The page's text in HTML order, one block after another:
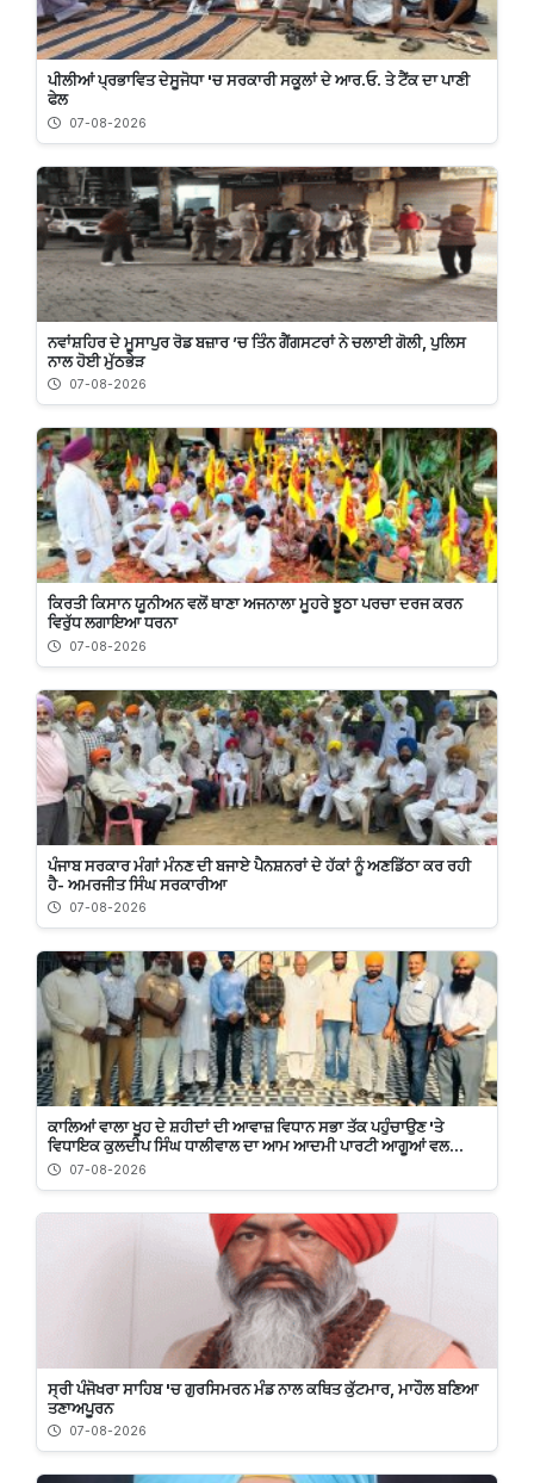
ਪੀਲੀਆਂ ਪ੍ਰਭਾਵਿਤ ਦੇਸੂਜੋਧਾ 'ਚ ਸਰਕਾਰੀ ਸਕੂਲਾਂ ਦੇ ਆਰ.ਓ. ਤੇ ਟੈਂਕ ਦਾ ਪਾਣੀ
ਫੇਲ
07-08-2026
ਨਵਾਂਸ਼ਹਿਰ ਦੇ ਮੂਸਾਪੁਰ ਰੋਡ ਬਜ਼ਾਰ ’ਚ ਤਿੰਨ ਗੈਂਗਸਟਰਾਂ ਨੇ ਚਲਾਈ ਗੋਲੀ, ਪੁਲਿਸ
ਨਾਲ ਹੋਈ ਮੁੱਠਭੇੜ
07-08-2026
ਕਿਰਤੀ ਕਿਸਾਨ ਯੂਨੀਅਨ ਵਲੋਂ ਥਾਣਾ ਅਜਨਾਲਾ ਮੂਹਰੇ ਝੂਠਾ ਪਰਚਾ ਦਰਜ ਕਰਨ
ਵਿਰੁੱਧ ਲਗਾਇਆ ਧਰਨਾ
07-08-2026
ਪੰਜਾਬ ਸਰਕਾਰ ਮੰਗਾਂ ਮੰਨਣ ਦੀ ਬਜਾਏ ਪੈਨਸ਼ਨਰਾਂ ਦੇ ਹੱਕਾਂ ਨੂੰ ਅਣਡਿੱਠਾ ਕਰ ਰਹੀ
ਹੈ- ਅਮਰਜੀਤ ਸਿੰਘ ਸਰਕਾਰੀਆ
07-08-2026
ਕਾਲਿਆਂ ਵਾਲਾ ਖੂਹ ਦੇ ਸ਼ਹੀਦਾਂ ਦੀ ਆਵਾਜ਼ ਵਿਧਾਨ ਸਭਾ ਤੱਕ ਪਹੁੰਚਾਉਣ 'ਤੇ
ਵਿਧਾਇਕ ਕੁਲਦੀਪ ਸਿੰਘ ਧਾਲੀਵਾਲ ਦਾ ਆਮ ਆਦਮੀ ਪਾਰਟੀ ਆਗੂਆਂ ਵਲ...
07-08-2026
ਸ੍ਰੀ ਪੰਜੋਖਰਾ ਸਾਹਿਬ 'ਚ ਗੁਰਸਿਮਰਨ ਮੰਡ ਨਾਲ ਕਥਿਤ ਕੁੱਟਮਾਰ, ਮਾਹੌਲ ਬਣਿਆ
ਤਣਾਅਪੂਰਨ
07-08-2026